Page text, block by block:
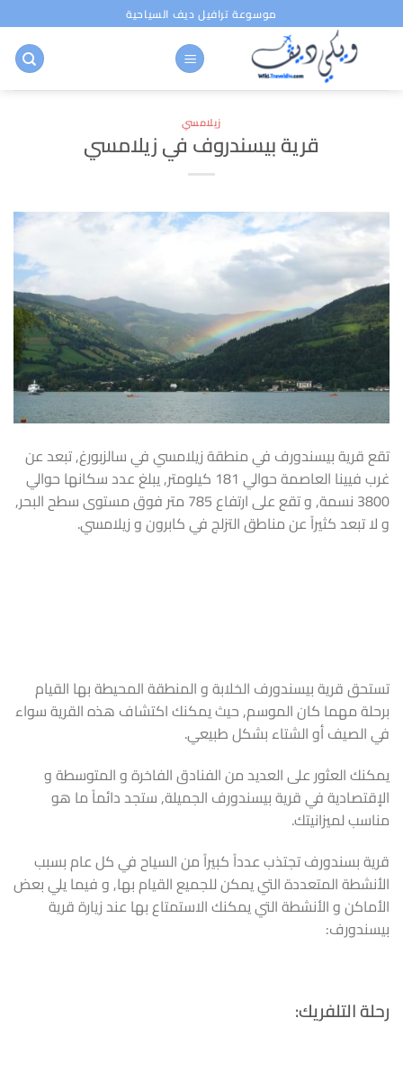
للمحتوى
موسوعة ترافيل ديف السياحية
زيلامسي
قرية بيسندروف في زيلامسي
تقع قرية بيسندورف في منطقة زيلامسي في سالزبورغ, تبعد عن
غرب فيينا العاصمة حوالي 181 كيلومتر, يبلغ عدد سكانها حوالي
3800 نسمة, و تقع على ارتفاع 785 متر فوق مستوى سطح البحر,
و لا تبعد كثيراً عن مناطق التزلج في كابرون و زيلامسي.
تستحق قرية بيسندورف الخلابة و المنطقة المحيطة بها القيام
برحلة مهما كان الموسم, حيث يمكنك اكتشاف هذه القرية سواء
في الصيف أو الشتاء بشكل طبيعي.
يمكنك العثور على العديد من الفنادق الفاخرة و المتوسطة و
الإقتصادية في قرية بيسندورف الجميلة, ستجد دائماً ما هو
مناسب لميزانيتك.
قرية بسندورف تجتذب عدداً كبيراً من السياح في كل عام بسبب
الأنشطة المتعددة التي يمكن للجميع القيام بها, و فيما يلي بعض
الأماكن و الأنشطة التي يمكنك الاستمتاع بها عند زيارة قرية
بيسندورف:
رحلة التلفريك: